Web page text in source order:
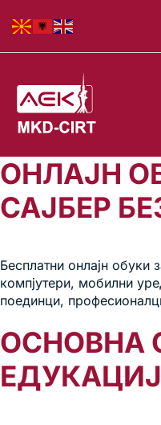
ОНЛАЈН
САЈБЕР
Бесплатни онлајн обуки
компјутери, мобилни
поединци,
ОСНОВНА